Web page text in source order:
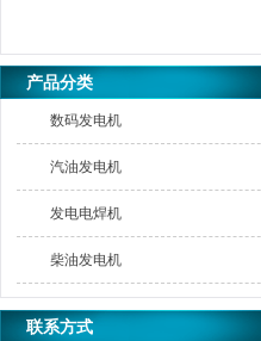
产品分类
数码发电机
汽油发电机
发电电焊机
柴油发电机
联系方式